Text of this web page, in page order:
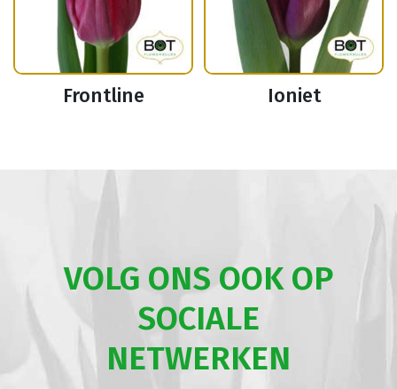
Frontline Ioniet
VOLG ONS OOK OP
SOCIALE
NETWERKEN